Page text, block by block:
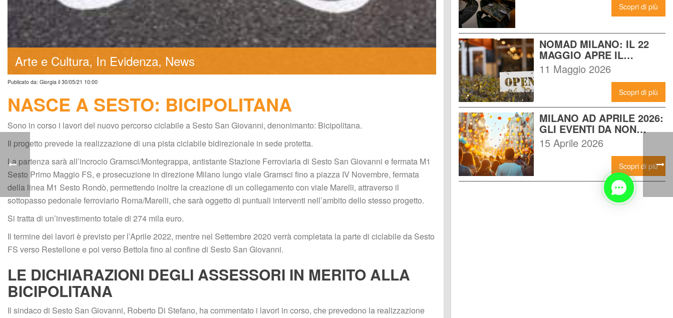
Arte e Cultura In Evidenza New
Publicato da: Giorgia il 30/05/21 10:00
NASCE A SESTO: BICIPOLITANA
Sono in corso i lavori del nuovo percorso ciclabile a Sesto San Giovanni, denonimanto: Bicipolitana.
Il progetto prevede la realizzazione di una pista ciclabile bidirezionale in sede protetta.
La partenza sarà all’incrocio Gramsci/Montegrappa, antistante Stazione Ferroviaria di Sesto San Giovanni e fermata M1
Sesto Primo Maggio FS, e prosecuzione in direzione Milano lungo viale Gramsci fino a piazza IV Novembre, fermata
della linea M1 Sesto Rondò, permettendo inoltre la creazione di un collegamento con viale Marelli, attraverso il
ottopasso pedonale ferroviario Roma/Marelli, che sarà oggetto di puntuali interventi nell’ambito dello stesso progetto.
Si tratta di un’investimento totale di 274 mila euro.
Il termine dei lavori è previsto per l’Aprile 2022, mentre nel Settembre 2020 verrà completata la parte di ciclabile da Sesto
FS verso Restellone e poi verso Bettola fino al confine di Sesto San Giovanni.
LE DICHIARAZIONI DEGLI ASSESSORI IN MERITO ALLA
BICIPOLITANA
Il sindaco di Sesto San Giovanni, Roberto Di Stefano, ha commentato i lavori in corso, che prevedono la realizzazione
Scopri di più
NOMAD MILANO: IL 22
MAGGIO APRE IL
LOCALE CHE CAMBIERÀ I
VENERDÌ SERA A MILANO
11 Maggio 2026
Scopri di più
MILANO AD APRILE 2026:
GLI EVENTI DA NON
PERDERE E COME
VIVERLI AL MASSIMO
15 Aprile 2026
Scopri di più